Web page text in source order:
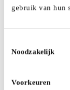
gebruik van hun
Noodzakelijk
Voorkeuren